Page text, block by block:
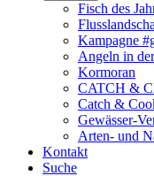
Fisch des
Kampagne
Angeln in
Kormoran
CATCH &
Catch &
Gewässer-
Arten- und
Kontakt
Suche